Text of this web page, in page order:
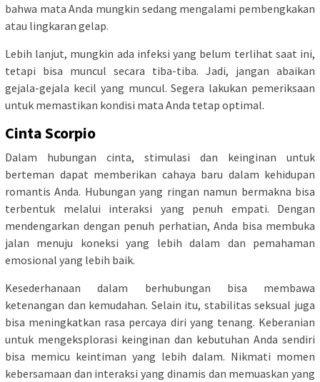
bahwa mata Anda mungkin sedang mengalami pembengkakan
atau lingkaran gelap.
Lebih lanjut, mungkin ada infeksi yang belum terlihat saat ini,
tetapi bisa muncul secara tiba-tiba. Jadi, jangan abaikan
gejala-gejala kecil yang muncul. Segera lakukan pemeriksaan
untuk memastikan kondisi mata Anda tetap optimal.
Cinta Scorpio
Dalam hubungan cinta, stimulasi dan keinginan untuk
berteman dapat memberikan cahaya baru dalam kehidupan
romantis Anda. Hubungan yang ringan namun bermakna bisa
terbentuk melalui interaksi yang penuh empati. Dengan
mendengarkan dengan penuh perhatian, Anda bisa membuka
jalan menuju koneksi yang lebih dalam dan pemahaman
emosional yang lebih baik.
Kesederhanaan dalam berhubungan bisa membawa
ketenangan dan kemudahan. Selain itu, stabilitas seksual juga
bisa meningkatkan rasa percaya diri yang tenang. Keberanian
untuk mengeksplorasi keinginan dan kebutuhan Anda sendiri
bisa memicu keintiman yang lebih dalam. Nikmati momen
kebersamaan dan interaksi yang dinamis dan memuaskan yang